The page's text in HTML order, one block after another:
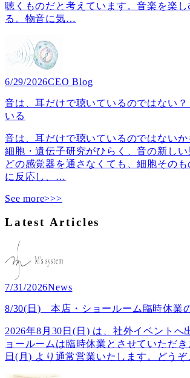
聴くものだと考えています。音楽を楽し
る。物音に気…
6/29/2026CEO Blog
音は、耳だけで聴いているのではない
いる
音は、耳だけで聴いているのではない
細胞・遺伝子研究がひらく、音の新し
どの感覚器を通さなくても、細胞その
に反応し、 …
See more>>>
Latest Articles
7/31/2026News
8/30(日) 本店・ショールーム臨時休業
2026年8月30日(日) は、社外イベントへ
ョールームは臨時休業とさせていただき
日(月) より通常営業いたします。どうぞ